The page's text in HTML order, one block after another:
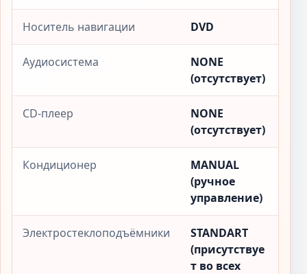
Носитель навигации DVD
Аудиосистема
NONE
(отсутствует)
CD-плеер
NONE
(отсутствует)
Кондиционер
MANUAL
(ручное
управление)
Электростеклоподъёмники
STANDART
(присутствуе
т во всех